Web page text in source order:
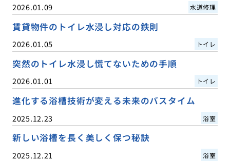
2026.01.09 水道修理
賃貸物件のトイレ水浸し対応の鉄則
2026.01.05 トイレ
突然のトイレ水浸し慌てないための手順
2026.01.01 トイレ
進化する浴槽技術が変える未来のバスタイム
2025.12.23 浴室
新しい浴槽を長く美しく保つ秘訣
2025.12.21 浴室